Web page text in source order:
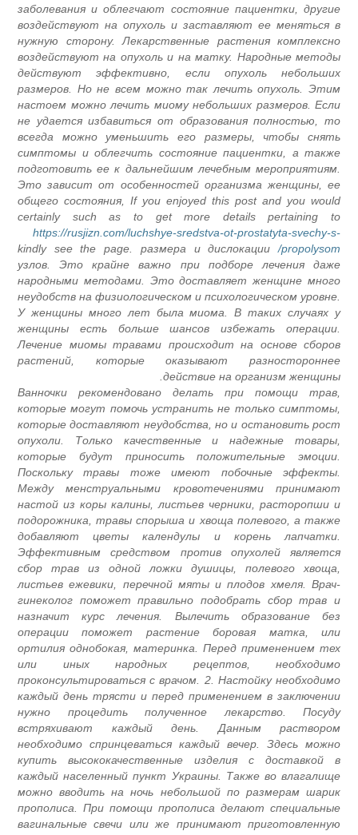
заболевания и облегчают состояние пациентки,
воздействуют на опухоль и заставляют ее меняться
нужную сторону. Лекарственные растения
воздействуют на опухоль и на матку. Народные
действуют эффективно, если опухоль
размеров. Но не всем можно так лечить опухоль.
настоем можно лечить миому небольших размеров.
не удается избавиться от образования полностью,
всегда можно уменьшить его размеры, чтобы
симптомы и облегчить состояние пациентки, а
подготовить ее к дальнейшим лечебным
Это зависит от особенностей организма женщины,
общего состояния, If you enjoyed this post and you
certainly such as to get more details pertaining
https://rusjizn.com/luchshye-sredstva-ot-prostatyta-svechy-
kindly see the page. размера и дислокации
узлов. Это крайне важно при подборе лечения
народными методами. Это доставляет женщине
неудобств на физиологическом и психологическом
У женщины много лет была миома. В таких случаях
женщины есть больше шансов избежать
Лечение миомы травами происходит на основе
растений, которые оказывают
действие на организм
Ванночки рекомендовано делать при помощи
которые могут помочь устранить не только
которые доставляют неудобства, но и остановить
опухоли. Только качественные и надежные
которые будут приносить положительные
Поскольку травы тоже имеют побочные
Между менструальными кровотечениями
настой из коры калины, листьев черники, расторопши
подорожника, травы спорыша и хвоща полевого, а
добавляют цветы календулы и корень
Эффективным средством против опухолей
сбор трав из одной ложки душицы, полевого
листьев ежевики, перечной мяты и плодов хмеля.
гинеколог поможет правильно подобрать сбор трав
назначит курс лечения. Вылечить образование
операции поможет растение боровая матка,
ортилия однобокая, материнка. Перед применением
или иных народных рецептов,
проконсультироваться с врачом. 2. Настойку
каждый день трясти и перед применением в
нужно процедить полученное лекарство.
встряхивают каждый день. Данным
необходимо спринцеваться каждый вечер. Здесь
купить высококачественные изделия с доставкой
каждый населенный пункт Украины. Также во
можно вводить на ночь небольшой по размерам
прополиса. При помощи прополиса делают
вагинальные свечи или же принимают